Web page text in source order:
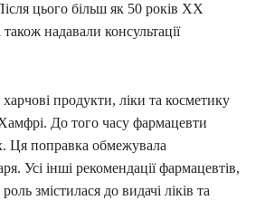
цього більш як 50 років XX
надавали консультації
продукти, ліки та косметику
До того часу фармацевти
Ця поправка обмежувала
Усі інші рекомендації фармацевтів,
змістилася до видачі ліків та